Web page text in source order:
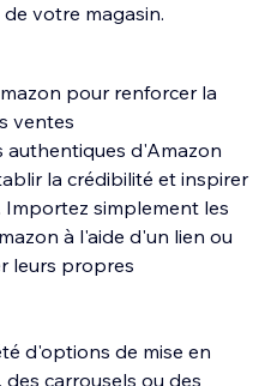
votre magasin.
pour renforcer la
ventes
authentiques d'Amazon
la crédibilité et inspirer
simplement les
à l'aide d'un lien ou
leurs propres
d'options de mise en
carrousels ou des